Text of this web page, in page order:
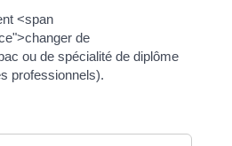
<span
de
ou de spécialité de diplôme
professionnels).